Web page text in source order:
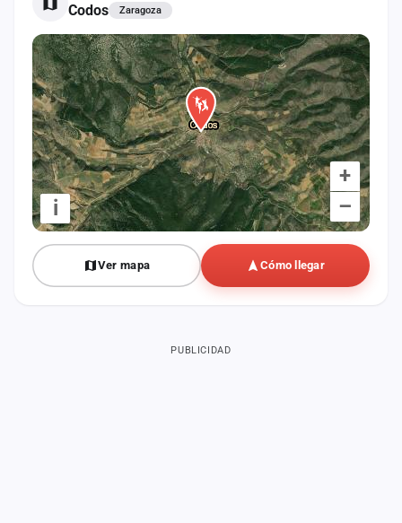
Codos Zaragoza
+
–
i
Ver mapa Cómo llegar
PUBLICIDAD